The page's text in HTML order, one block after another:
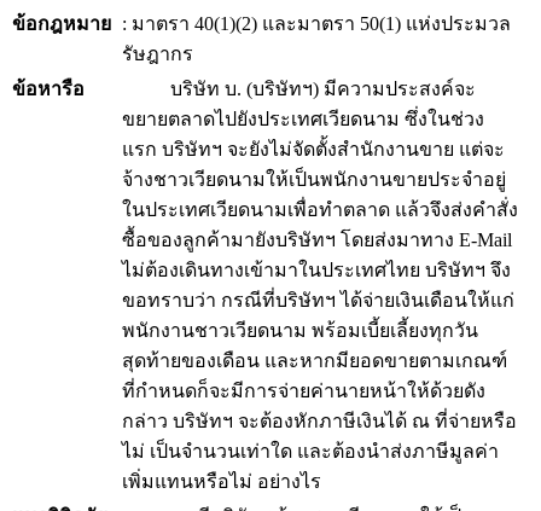
ข้อกฎหมาย : มาตรา 40(1)(2) และมาตรา 50(1) แห่งประมวล
รัษฎากร
ข้อหารือ
บริษัท บ. (บริษัทฯ) มีความประสงค์จะ
ขยายตลาดไปยังประเทศเวียดนาม ซึ่งในช่วง
แรก บริษัทฯ จะยังไม่จัดตั้งสำนักงานขาย แต่จะ
จ้างชาวเวียดนามให้เป็นพนักงานขายประจำอยู่
ในประเทศเวียดนามเพื่อทำตลาด แล้วจึงส่งคำสั่ง
ซื้อของลูกค้ามายังบริษัทฯ โดยส่งมาทาง E-Mail
ไม่ต้องเดินทางเข้ามาในประเทศไทย บริษัทฯ จึง
ขอทราบว่า กรณีที่บริษัทฯ ได้จ่ายเงินเดือนให้แก่
พนักงานชาวเวียดนาม พร้อมเบี้ยเลี้ยงทุกวัน
สุดท้ายของเดือน และหากมียอดขายตามเกณฑ์
ที่กำหนดก็จะมีการจ่ายค่านายหน้าให้ด้วยดัง
กล่าว บริษัทฯ จะต้องหักภาษีเงินได้ ณ ที่จ่ายหรือ
ไม่ เป็นจำนวนเท่าใด และต้องนำส่งภาษีมูลค่า
เพิ่มแทนหรือไม่ อย่างไร